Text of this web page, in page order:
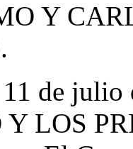
Y
de julio
Y LOS